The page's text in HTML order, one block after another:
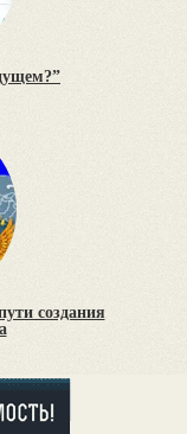
создания